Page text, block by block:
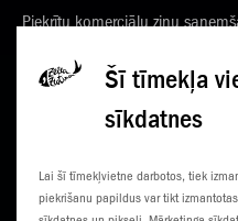
Šī tīmekļa
sīkdatnes
Lai šī tīmekļvietne darbotos, tiek
piekrišanu papildus var tikt
Piekrītu komerciālu ziņu
KLIENTU CENTRI